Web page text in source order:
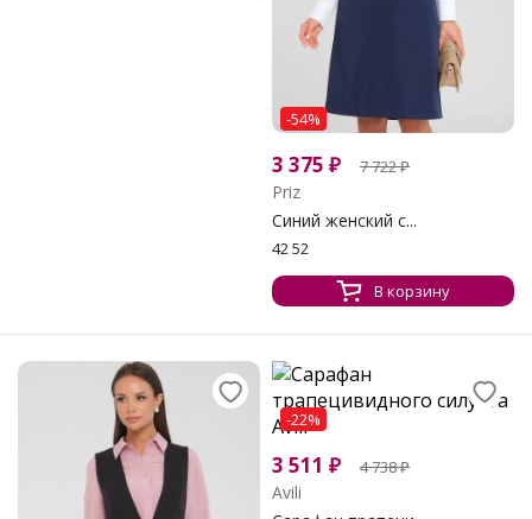
-54%
3 375 ₽ 7 722₽
Priz
Синий женский с...
42 52
В корзину
-22%
3 511 ₽ 4 738₽
Avili